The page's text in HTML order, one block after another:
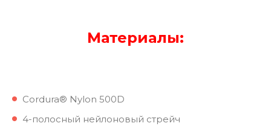
Материалы:
Cordura® Nylon 500D
4-полосный нейлоновый стрейч